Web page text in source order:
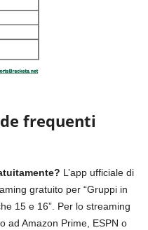
frequenti
L’app ufficiale di
gratuito per “Gruppi in
15 e 16”. Per lo streaming
ad Amazon Prime, ESPN o